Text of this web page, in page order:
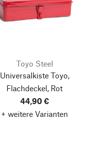
Toyo Steel
Universalkiste Toyo,
Flachdeckel, Rot
44,90 €
+ weitere Varianten